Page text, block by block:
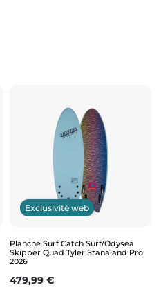
Exclusivité web
Planche Surf Catch Surf/Odysea
Skipper Quad Tyler Stanaland Pro
2026
Prix
479,99 €